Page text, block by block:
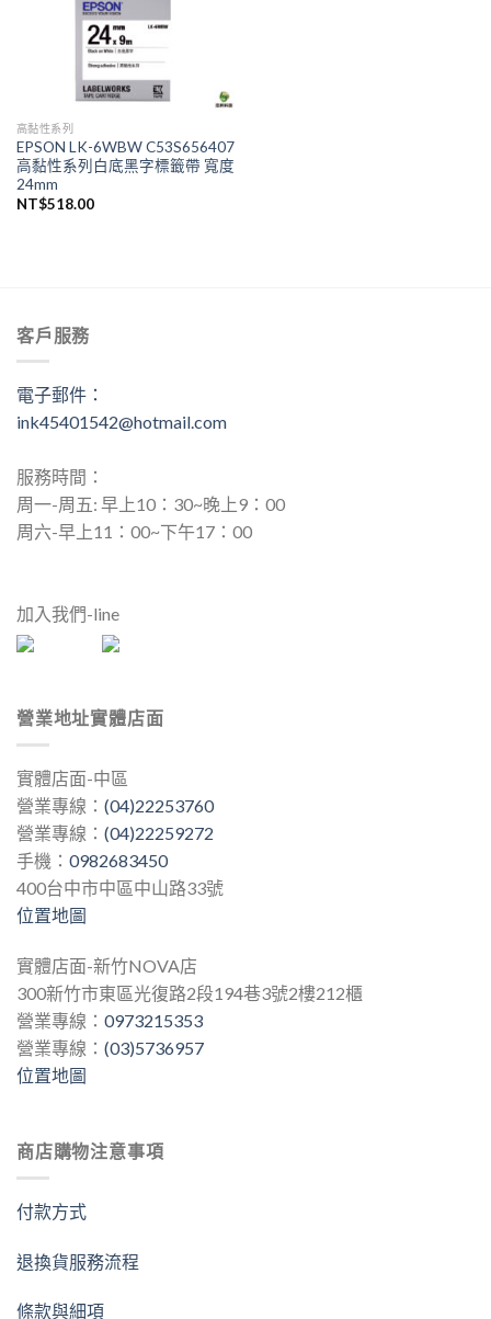
高黏性系列
EPSON LK-6WBW C53S656407
高黏性系列白底黑字標籤帶 寬度
24mm
NT$518.00
客戶服務
電子郵件：
ink45401542@hotmail.com
服務時間：
周一-周五: 早上10：30~晚上9：00
周六-早上11：00~下午17：00
加入我們-line
營業地址實體店面
實體店面-中區
營業專線： (04)22253760
營業專線： (04)22259272
手機： 0982683450
400台中市中區中山路33號
位置地圖
實體店面-新竹NOVA店
300新竹市東區光復路2段194巷3號2樓212櫃
營業專線： 0973215353
營業專線： (03)5736957
位置地圖
商店購物注意事項
付款方式
退換貨服務流程
條款與細項